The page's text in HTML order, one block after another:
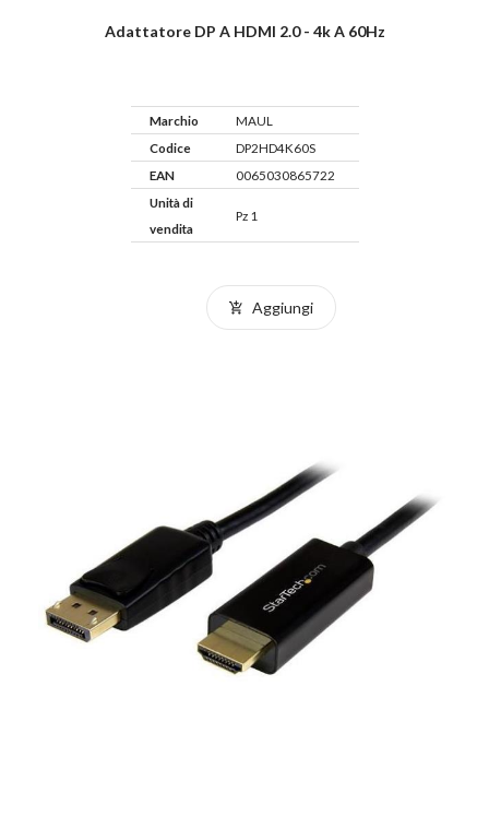
Adattatore DP A HDMI 2.0 - 4k A 60Hz
Marchio
MAUL
Codice
DP2HD4K60S
EAN
0065030865722
Unità di
vendita
Pz 1
Aggiungi